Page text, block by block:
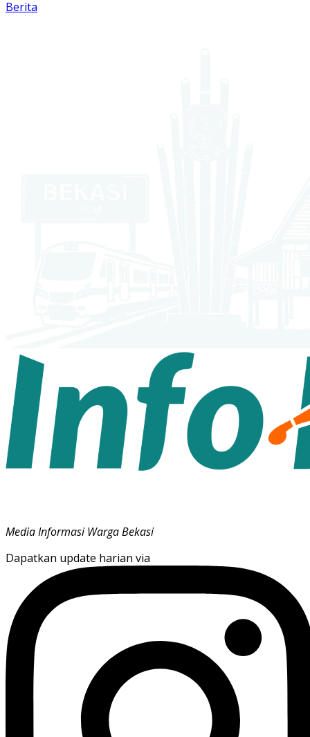
Berita
Media Informasi Warga Bekasi
Dapatkan update harian via